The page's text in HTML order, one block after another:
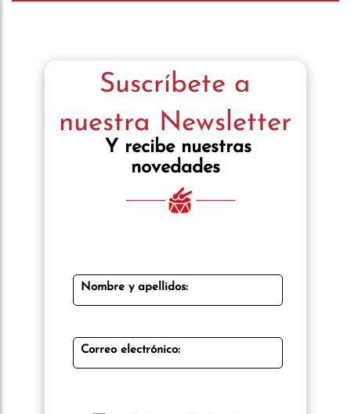
Suscríbete a
nuestra Newsletter
Y recibe nuestras
novedades
Nombre y apellidos:
Correo electrónico: